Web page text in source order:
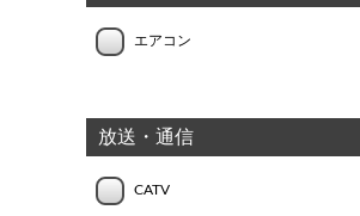
エアコン
放送・通信
CATV